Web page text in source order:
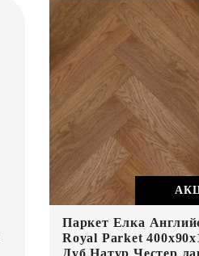
Паркет Елка
Royal Parket
Дуб Натур Честер